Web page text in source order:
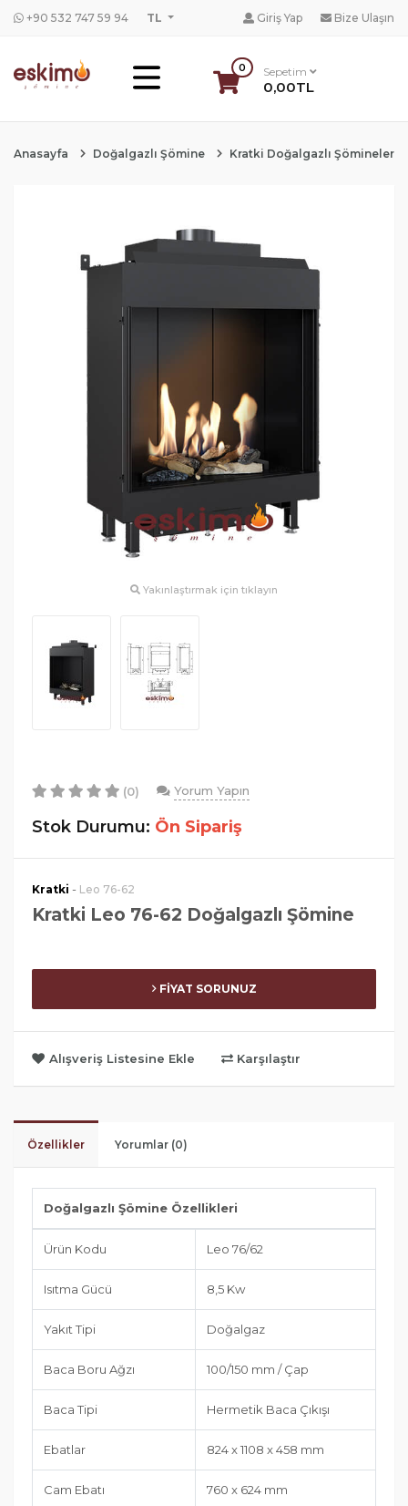
+90 532 747 59 94 TL Giriş Yap Bize Ulaşın
0 Sepetim
0,00TL
Anasayfa Doğalgazlı Şömine Kratki Doğalgazlı Şömineler
Yakınlaştırmak için tıklayın
(0) Yorum Yapın
Stok Durumu: Ön Sipariş
Kratki - Leo 76-62
Kratki Leo 76-62 Doğalgazlı Şömine
FİYAT SORUNUZ
Alışveriş Listesine Ekle Karşılaştır
Özellikler Yorumlar (0)
Doğalgazlı Şömine Özellikleri
Ürün Kodu Leo 76/62
Isıtma Gücü 8,5 Kw
Yakıt Tipi Doğalgaz
Baca Boru Ağzı 100/150 mm / Çap
Baca Tipi Hermetik Baca Çıkışı
Ebatlar 824 x 1108 x 458 mm
Cam Ebatı 760 x 624 mm